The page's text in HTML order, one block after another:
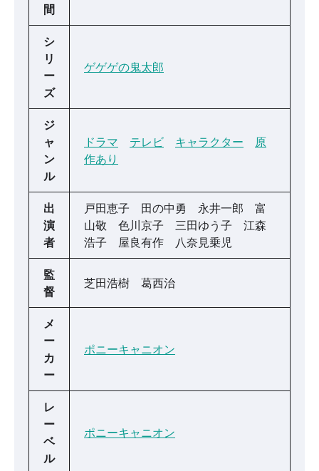
間
シ
リ
ー
ズ
ゲゲゲの鬼太郎
ジ
ャ
ン
ル
ドラマ テレビ キャラクター
原
作あり
出
演
者
戸田恵子 田の中勇 永井一郎 富
山敬 色川京子 三田ゆう子 江森
浩子 屋良有作 八奈見乗児
監
督
芝田浩樹 葛西治
メ
ー
カ
ー
ポニーキャニオン
レ
ー
ベ
ル
ポニーキャニオン